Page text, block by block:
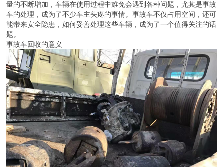
量的不断增加，车辆在使用过程中难免会遇到各种问题，尤其是事故
车的处理，成为了不少车主头疼的事情。事故车不仅占用空间，还可
能带来安全隐患，如何妥善处理这些车辆，成为了一个值得关注的话
题。
事故车回收的意义